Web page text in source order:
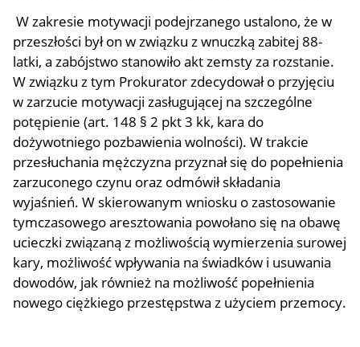
W zakresie motywacji podejrzanego ustalono, że w
przeszłości był on w związku z wnuczką zabitej 88-
latki, a zabójstwo stanowiło akt zemsty za rozstanie.
W związku z tym Prokurator zdecydował o przyjęciu
w zarzucie motywacji zasługującej na szczególne
potępienie (art. 148 § 2 pkt 3 kk, kara do
dożywotniego pozbawienia wolności). W trakcie
przesłuchania mężczyzna przyznał się do popełnienia
zarzuconego czynu oraz odmówił składania
wyjaśnień. W skierowanym wniosku o zastosowanie
tymczasowego aresztowania powołano się na obawę
ucieczki związaną z możliwością wymierzenia surowej
kary, możliwość wpływania na świadków i usuwania
dowodów, jak również na możliwość popełnienia
nowego ciężkiego przestępstwa z użyciem przemocy.